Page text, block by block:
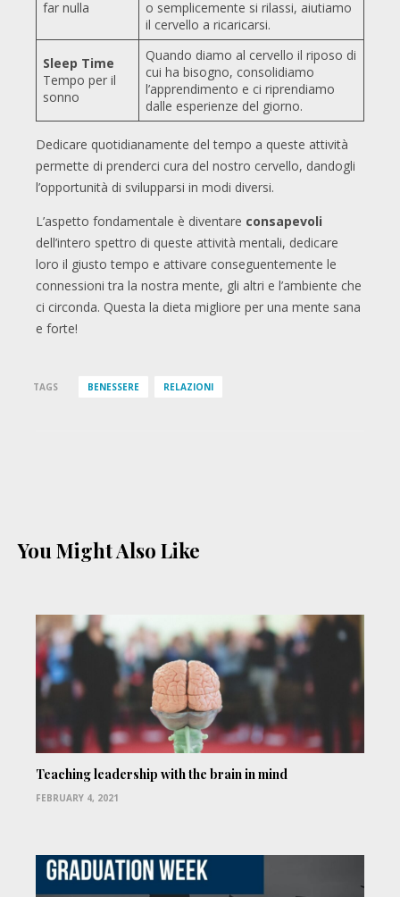
far nulla
o semplicemente si rilassi, aiutiamo
il cervello a ricaricarsi.
Sleep Time
Tempo per il
sonno
Quando diamo al cervello il riposo di
cui ha bisogno, consolidiamo
l’apprendimento e ci riprendiamo
dalle esperienze del giorno.
Dedicare quotidianamente del tempo a queste attività
permette di prenderci cura del nostro cervello, dandogli
l’opportunità di svilupparsi in modi diversi.
L’aspetto fondamentale è diventare consapevoli
dell’intero spettro di queste attività mentali, dedicare
loro il giusto tempo e attivare conseguentemente le
connessioni tra la nostra mente, gli altri e l’ambiente che
ci circonda. Questa la dieta migliore per una mente sana
e forte!
TAGS BENESSERE RELAZIONI
You Might Also Like
Teaching leadership with the brain in mind
FEBRUARY 4, 2021